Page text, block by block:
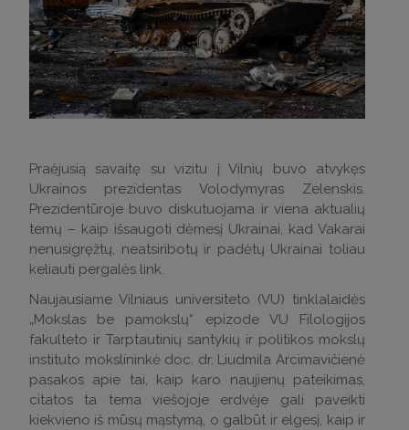
Praėjusią savaitę su vizitu į Vilnių buvo atvykęs
Ukrainos prezidentas Volodymyras Zelenskis.
Prezidentūroje buvo diskutuojama ir viena aktualių
temų – kaip išsaugoti dėmesį Ukrainai, kad Vakarai
nenusigręžtų, neatsiribotų ir padėtų Ukrainai toliau
keliauti pergalės link.
Naujausiame Vilniaus universiteto (VU) tinklalaidės
„Mokslas be pamokslų“ epizode VU Filologijos
fakulteto ir Tarptautinių santykių ir politikos mokslų
instituto mokslininkė doc. dr. Liudmila Arcimavičienė
pasakos apie tai, kaip karo naujienų pateikimas,
citatos ta tema viešojoje erdvėje gali paveikti
kiekvieno iš mūsų mąstymą, o galbūt ir elgesį, kaip ir